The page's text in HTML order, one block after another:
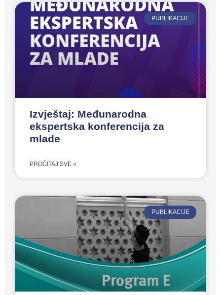
PUBLIKACIJE
Izvještaj: Međunarodna
ekspertska konferencija za
mlade
PROČITAJ SVE »
PUBLIKACIJE